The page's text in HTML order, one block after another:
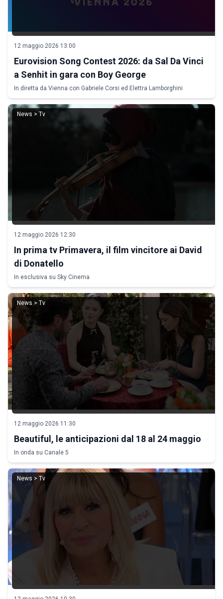
12 maggio 2026 13:00
Eurovision Song Contest 2026: da Sal Da Vinci
a Senhit in gara con Boy George
In diretta da Vienna con Gabriele Corsi ed Elettra Lamborghini
News > Tv
12 maggio 2026 12:30
In prima tv Primavera, il film vincitore ai David
di Donatello
In esclusiva su Sky Cinema
News > Tv
12 maggio 2026 11:30
Beautiful, le anticipazioni dal 18 al 24 maggio
In onda su Canale 5
News > Tv